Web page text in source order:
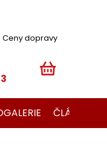
Ceny dopravy
KOŠÍK
ČLÁNKY O